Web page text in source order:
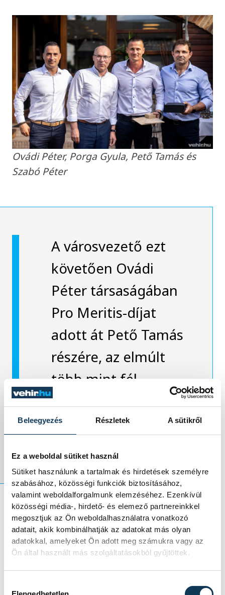
Beleegyezés Részletek A sütikről
Ez a weboldal sütiket használ
Sütiket használunk a tartalmak és hirdetések személyre
szabásához, közösségi funkciók biztosításához,
valamint weboldalforgalmunk elemzéséhez. Ezenkívül
közösségi média-, hirdető- és elemező partnereinkkel
megosztjuk az Ön weboldalhasználatra vonatkozó
adatait, akik kombinálhatják az adatokat más olyan
adatokkal, amelyeket Ön adott meg számukra vagy az
Ön által használt más szolgáltatásokból gyűjtöttek.
Ovádi Péter, Porga Gyula, Pető Tamás és
Szabó Péter
A városvezető ezt
követően Ovádi
Péter társaságában
Pro Meritis-díjat
adott át Pető Tamás
részére, az elmúlt
több mint fél
évtizedben nyújtott
alázatos
Az elismerést a polgármester saját
hatáskörében olyan személyeknek
adományozhatja, akik